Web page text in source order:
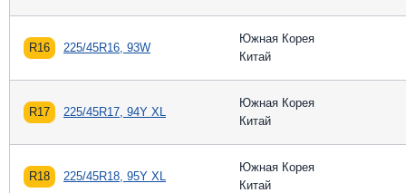
R16 225/45R16, 93W
Южная Корея
Китай
R17 225/45R17, 94Y XL
Южная Корея
Китай
R18 225/45R18, 95Y XL
Южная Корея
Китай